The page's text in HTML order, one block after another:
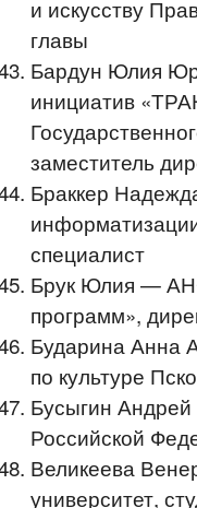
и искусству
главы
Бардун Юлия
инициатив
заместитель
Браккер
специалист
Брук Юлия —
программ»,
Бударина Анна
по культуре
Бусыгин
Российской
Великеева
университет,